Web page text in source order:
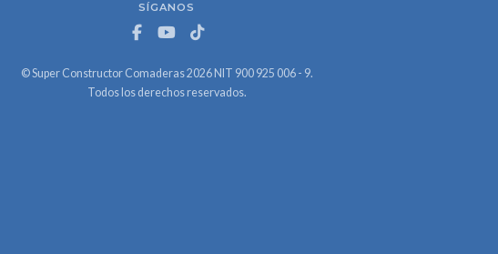
SÍGANOS
© Super Constructor Comaderas 2026 NIT 900 925 006 - 9.
Todos los derechos reservados.